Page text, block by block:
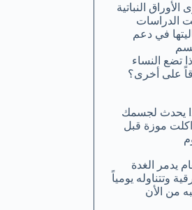
الأوراق النباتية
الدراسات
في دعم
تضع النساء
على أخرى؟
يحدث لجسمك
اكلت موزة قبل
يدمر الغدة
وتتناوله يومياً
من الأن